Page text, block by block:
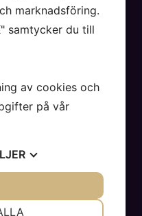
marknadsföring.
samtycker du till
av cookies och
på vår